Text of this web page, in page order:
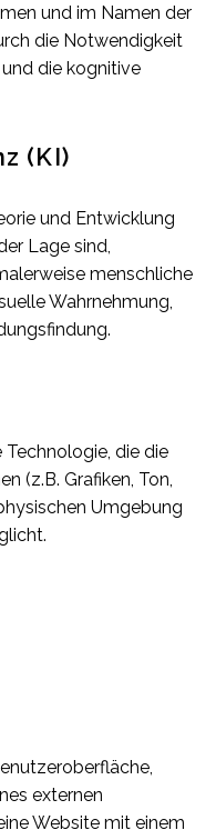
und im Namen der
die Notwendigkeit
die kognitive
(KI)
und Entwicklung
Lage sind,
menschliche
Wahrnehmung,
die die
(z.B. Grafiken, Ton,
Umgebung
externen
Website mit einem